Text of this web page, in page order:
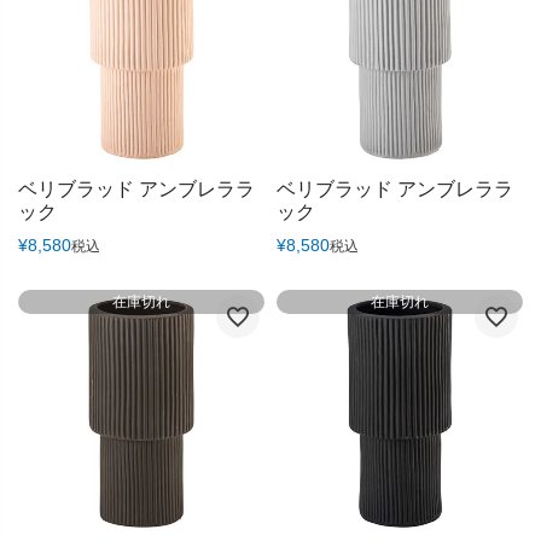
ベリブラッド アンブレララ
ック
¥8,580税込
ベリブラッド アンブレララ
ック
¥8,580税込
在庫切れ 在庫切れ